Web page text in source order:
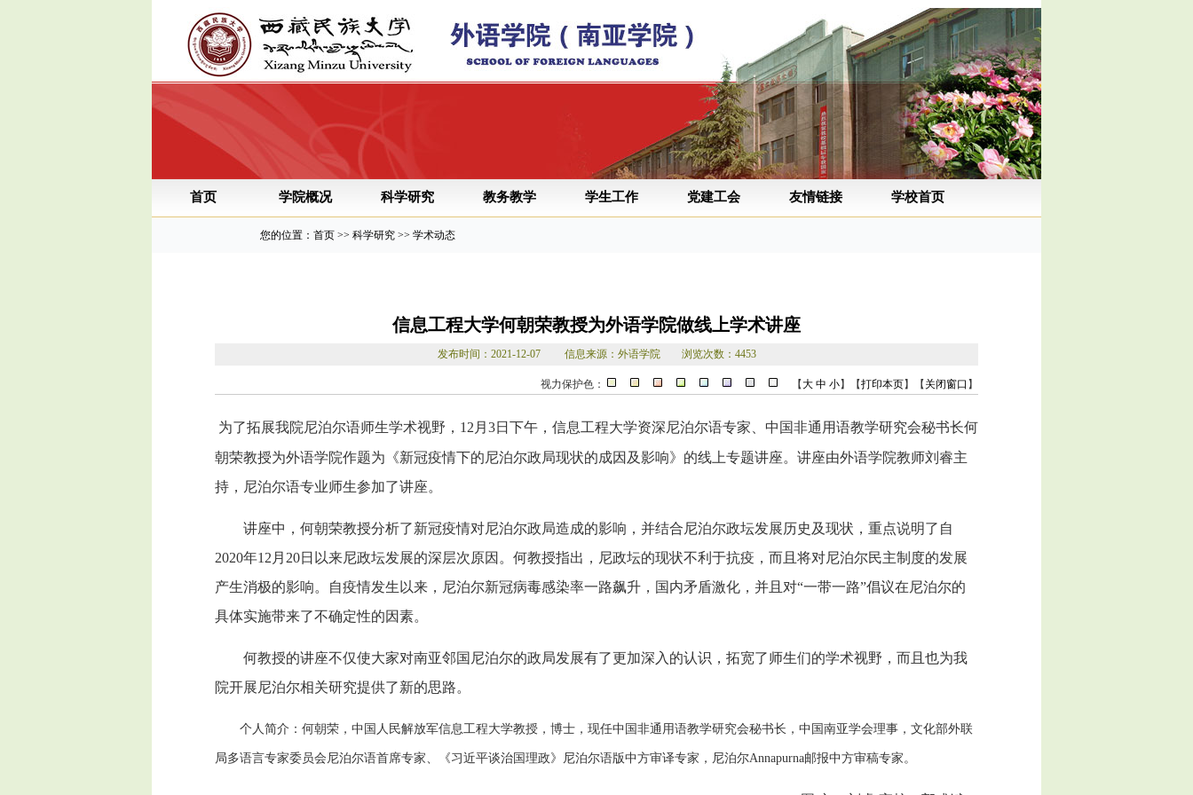
首页 学院概况 科学研究 教务教学 学生工作 党建工会 友情链接 学校首页
您的位置：首页 >> 科学研究 >> 学术动态
信息工程大学何朝荣教授为外语学院做线上学术讲座
发布时间：2021-12-07 信息来源：外语学院 浏览次数：4453
视力保护色： 【大 中 小】【打印本页】【 关闭窗口 】
为了拓展我院尼泊尔语师生学术视野， 12月3日下午，信息工程大学资深尼泊尔语专家、中国非通用语教学研究会秘书长何
朝荣教授为外语学院作题为《新冠疫情下的尼泊尔政局现状的成因及影响》的线上专题讲座。讲座由外语学院教师刘睿主
持，尼泊尔语专业师生参加了讲座。
讲座中，何朝荣教授分析了新冠疫情对尼泊尔政局造成的影响，并结合尼泊尔政坛发展历史及现状，重点说明了自
2020年12月20日以来尼政坛发展的深层次原因。何教授指出，尼政坛的现状不利于抗疫，而且将对尼泊尔民主制度的发展
产生消极的影响。自疫情发生以来，尼泊尔新冠病毒感染率一路飙升，国内矛盾激化，并且对“一带一路”倡议在尼泊尔的
具体实施带来了不确定性的因素。
何教授的讲座不仅使大家对南亚邻国尼泊尔的政局发展有了更加深入的认识，拓宽了师生们的学术视野，而且也为我
院开展尼泊尔相关研究提供了新的思路。
个人简介：何朝荣，中国人民解放军信息工程大学教授，博士，现任中国非通用语教学研究会秘书长，中国南亚学会理事，文化部外联
局多语言专家委员会尼泊尔语首席专家、《习近平谈治国理政》尼泊尔语版中方审译专家，尼泊尔Annapurna邮报中方审稿专家。